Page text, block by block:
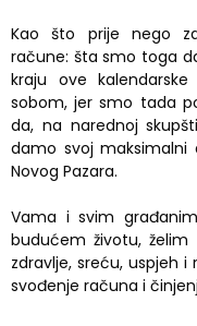
Kao što prije nego
račune: šta smo toga
kraju ove
sobom, jer smo tada
da, na narednoj
damo svoj maksimalni
Novog Pazara.
Vama i svim
budućem životu,
zdravlje, sreću, uspjeh i
svođenje računa i